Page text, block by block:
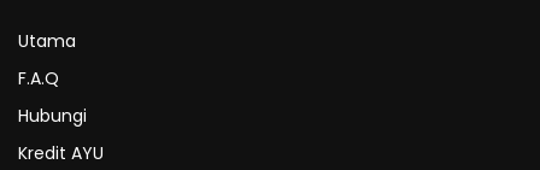
Utama
F.A.Q
Hubungi
Kredit AYU